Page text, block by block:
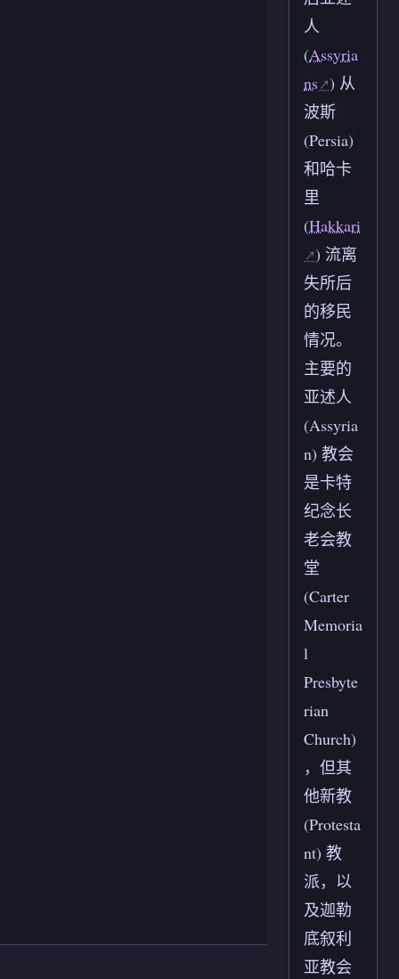
人
(Assyria
ns ) 从
波斯
(Persia)
和哈卡
里
(Hakkari
) 流离
失所后
的移民
情况。
主要的
亚述人
(Assyria
n) 教会
是卡特
纪念长
老会教
堂
(Carter
Memoria
l
Presbyte
rian
Church)
，但其
他新教
(Protesta
nt) 教
派，以
及迦勒
底叙利
亚教会